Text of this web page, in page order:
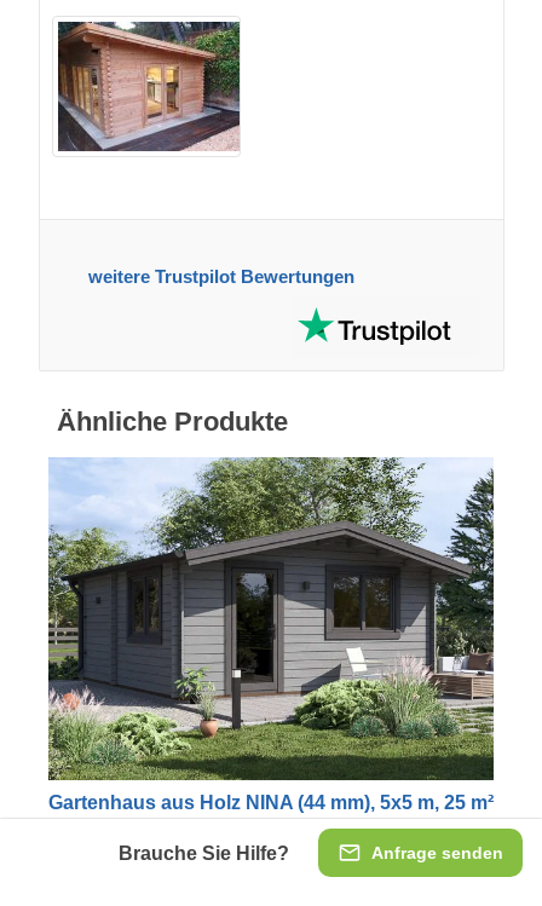
weitere Trustpilot Bewertungen
Anfrage senden
Brauche Sie Hilfe?
Ähnliche Produkte
Gartenhaus aus Holz NINA (44 mm), 5x5 m, 25 m²
Unsere reizende Gartenhütte NINA verfügt über alle
ästhetischen Elemente einer klassischen Holzhütte.